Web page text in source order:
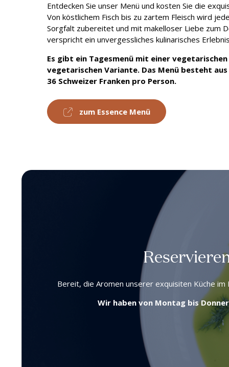
Entdecken Sie unser Menü und kosten Sie die
Von köstlichem Fisch bis zu zartem Fleisch wird
Sorgfalt zubereitet und mit makelloser Liebe zum
verspricht ein unvergessliches kulinarisches
Es gibt ein Tagesmenü mit einer
vegetarischen Variante. Das Menü besteht
36 Schweizer Franken pro Person.
zum Essence Menü
Bereit, die Aromen unserer exquisiten Küche im
Wir haben von Montag bis